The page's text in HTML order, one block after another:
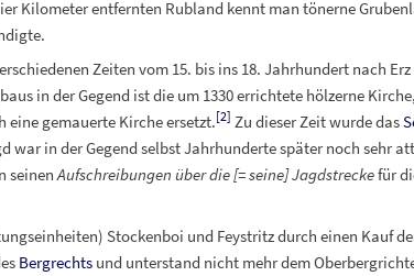
Kilometer entfernten Rubland kennt man tönerne
Zeiten vom 15. bis ins 18. Jahrhundert nach
in der Gegend ist die um 1330 errichtete hölzerne
eine gemauerte Kirche ersetzt.[2] Zu dieser Zeit wurde das
war in der Gegend selbst Jahrhunderte später noch sehr
seinenAufschreibungen über die [=seine] Jagdstreckefür
Stockenboi und Feystritz durch einen Kauf
Bergrechtsund unterstand nicht mehr dem